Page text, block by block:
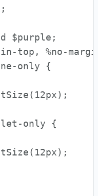
$purple;
top, %no-
only {
only {